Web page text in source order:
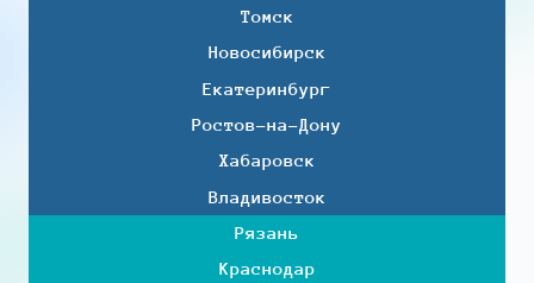
Томск
Новосибирск
Екатеринбург
Ростов-на-Дону
Хабаровск
Владивосток
Рязань
Краснодар